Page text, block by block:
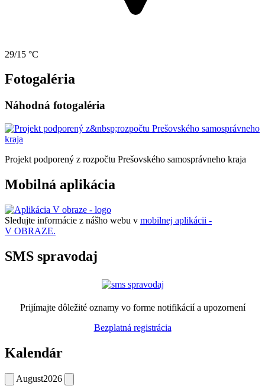
29/15 °C
Fotogaléria
Náhodná fotogaléria
Projekt podporený z rozpočtu Prešovského samosprávneho kraja
Mobilná aplikácia
Sledujte informácie z nášho webu v mobilnej aplikácii -
V OBRAZE.
SMS spravodaj
Prijímajte dôležité oznamy vo forme notifikácií a upozornení
Bezplatná registrácia
Kalendár
August2026